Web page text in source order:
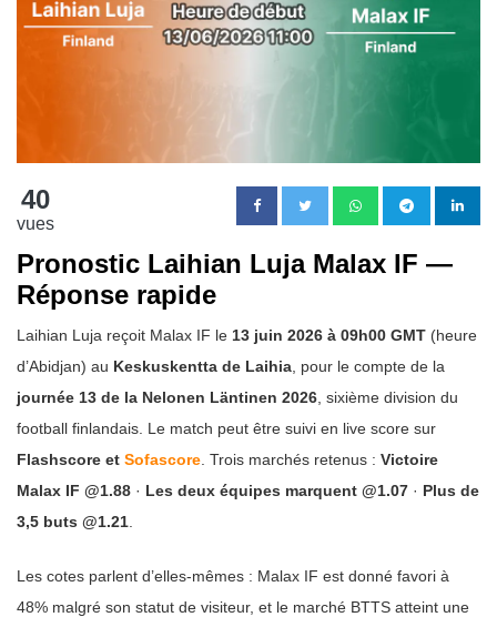
40
vues
Pronostic Laihian Luja Malax IF —
Réponse rapide
Laihian Luja reçoit Malax IF le 13 juin 2026 à 09h00 GMT (heure
d’Abidjan) au Keskuskentta de Laihia , pour le compte de la
journée 13 de la Nelonen Läntinen 2026 , sixième division du
football finlandais. Le match peut être suivi en live score sur
Flashscore et Sofascore . Trois marchés retenus : Victoire
Malax IF @1.88 · Les deux équipes marquent @1.07 · Plus de
3,5 buts @1.21
Les cotes parlent d’elles-mêmes : Malax IF est donné favori à
48% malgré son statut de visiteur, et le marché BTTS atteint une